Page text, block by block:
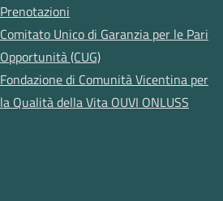
Prenotazioni
Comitato Unico di Garanzia per le Pari
Opportunità (CUG)
Fondazione di Comunità Vicentina per
la Qualità della Vita OUVI ONLUSS